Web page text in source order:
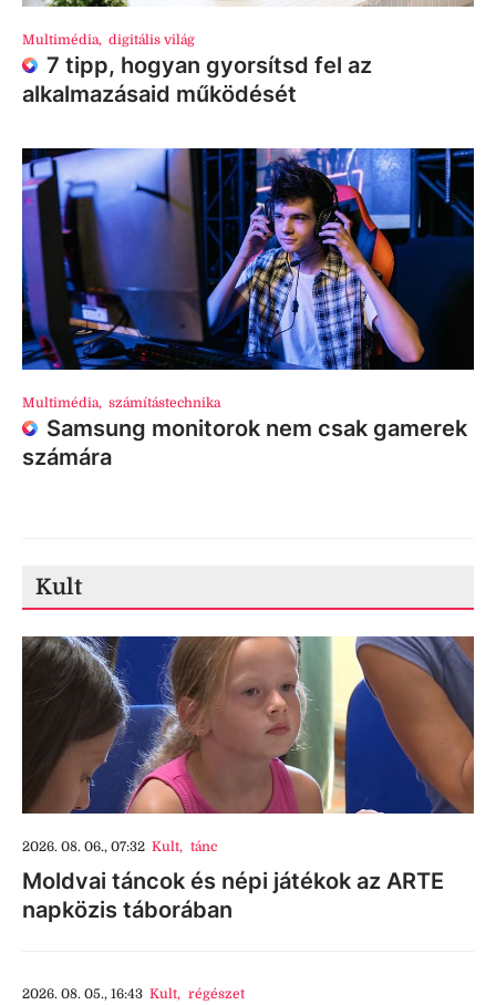
Multimédia, digitális világ
7 tipp, hogyan gyorsítsd fel az
alkalmazásaid működését
Multimédia, számítástechnika
Samsung monitorok nem csak gamerek
számára
Kult
2026. 08. 06., 07:32 Kult, tánc
Moldvai táncok és népi játékok az ARTE
napközis táborában
2026. 08. 05., 16:43 Kult, régészet